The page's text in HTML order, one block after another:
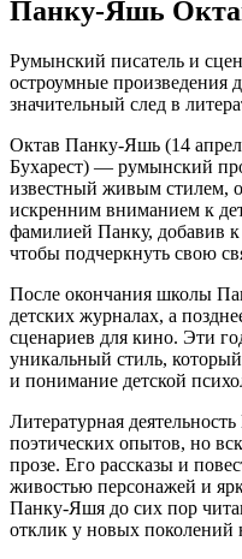
Панку‑Яшь
Румынский писатель и
остроумные произведения
значительный след в
Октав Панку-Яшь (14
Бухарест) — румынский
известный живым стилем,
искренним вниманием к
фамилией Панку, добавив к
чтобы подчеркнуть свою
После окончания школы
детских журналах, а
сценариев для кино. Эти
уникальный стиль,
и понимание детской
Литературная
поэтических опытов, но
прозе. Его рассказы и
живостью персонажей и
Панку-Яшя до сих пор
отклик у новых поколений